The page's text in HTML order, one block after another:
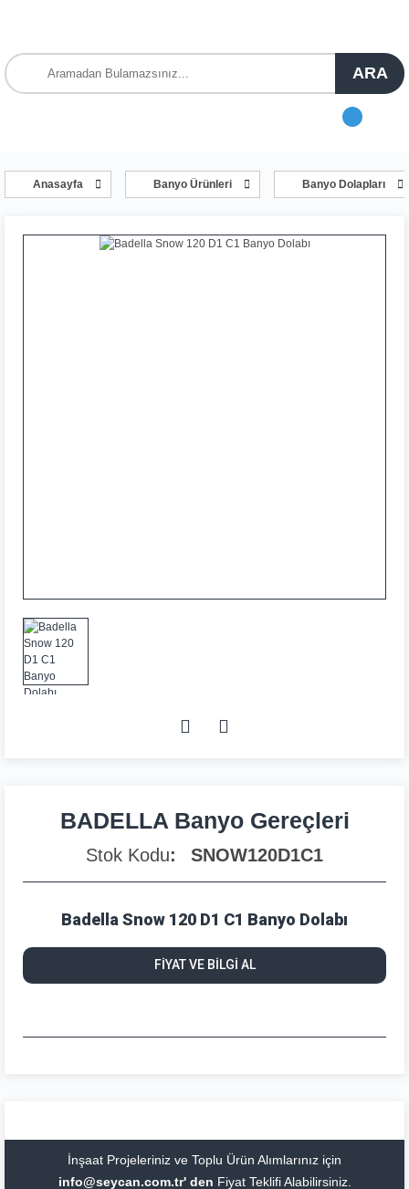
ARA
Anasayfa Banyo Ürünleri Banyo Dolapları
BADELLA Banyo Gereçleri
Stok Kodu SNOW120D1C1
Badella Snow 120 D1 C1 Banyo Dolabı
FİYAT VE BİLGİ AL
İnşaat Projeleriniz ve Toplu Ürün Alımlarınız için
info@seycan.com.tr' den Fiyat Teklifi Alabilirsiniz.